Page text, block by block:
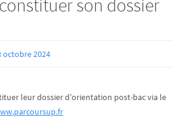
son dossier
octobre 2024
leur dossier d’orientation post-bac via le